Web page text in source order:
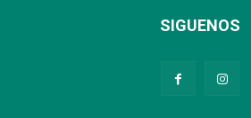
SIGUENOS